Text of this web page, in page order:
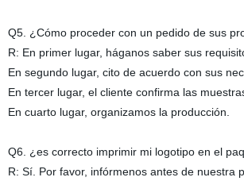
Q5. ¿Cómo proceder con un pedido de sus
R: En primer lugar, háganos saber sus
En segundo lugar, cito de acuerdo con sus
En tercer lugar, el cliente confirma las
En cuarto lugar, organizamos la producción.
Q6. ¿es correcto imprimir mi logotipo en el
R: Sí. Por favor, infórmenos antes de nuestra